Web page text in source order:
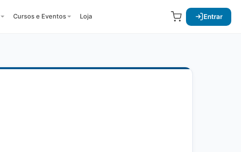
Cursos e Eventos Loja Entrar